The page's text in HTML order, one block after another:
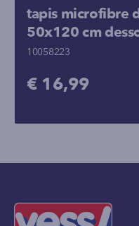
tapis microfibre
50x120 cm
10058223
€ 16,99